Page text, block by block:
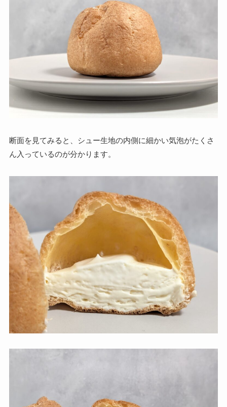
断面を見てみると、シュー生地の内側に細かい気泡がたくさ
ん入っているのが分かります。